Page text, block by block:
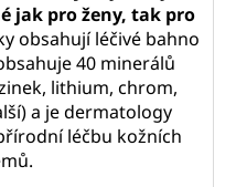
jak pro ženy, tak pro
obsahují léčivé bahno
40 minerálů
lithium, chrom,
a je dermatology
léčbu kožních